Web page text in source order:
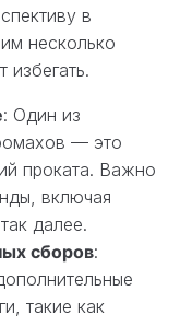
в
несколько
избегать.
: Один из
— это
проката. Важно
включая
далее.
сборов:
такие как